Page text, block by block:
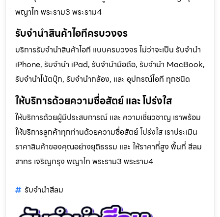
พญาไท พระราม3 พระราม4
รับจำนำสินค้าไอทีครบวงจร
บริการรับจำนำสินค้าไอที แบบครบวงจร ไม่ว่าจะเป็น รับจำนำ
iPhone, รับจำนำ iPad, รับจำนำมือถือ, รับจำนำ MacBook,
รับจำนำโน้ตบุ๊ก, รับจำนำกล้อง, และ อุปกรณ์ไอที ทุกชนิด
ให้บริการด้วยความซื่อสัตย์ และ โปร่งใส
ให้บริการด้วยผู้มีประสบการณ์ และ ความเชี่ยวชาญ เราพร้อม
ให้บริการลูกค้าทุกท่านด้วยความซื่อสัตย์ โปร่งใส เราประเมิน
ราคาสินค้าของคุณอย่างยุติธรรม และ ให้ราคาที่สูง พื้นที่ สีลม
สาทร เจริญกรุง พญาไท พระราม3 พระราม4
รับจํานําสีลม